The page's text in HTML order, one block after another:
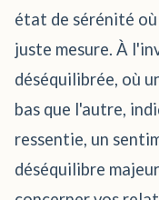
état de sérénité
juste mesure. À
déséquilibrée, où
bas que l'autre,
ressentie, un
déséquilibre